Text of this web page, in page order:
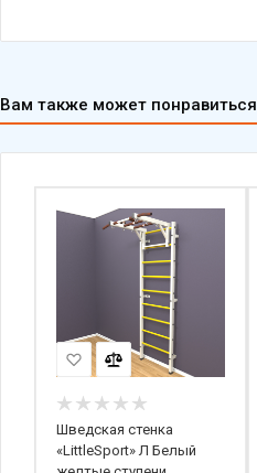
Вам также может понравиться
Шведская стенка
«LittleSport» Л Белый